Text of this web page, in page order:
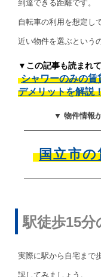
到達できる距離です。
自転車の利用を想定し
近い物件を選ぶという
▼この記事も読まれ
シャワーのみの賃
デメリットを解説
▼ 物件情報
国立市
駅徒歩15分
実際に駅から自宅まで
認してみましょう。